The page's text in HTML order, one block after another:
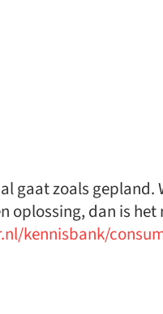
gaat zoals
oplossing, dan is
kennisbank/